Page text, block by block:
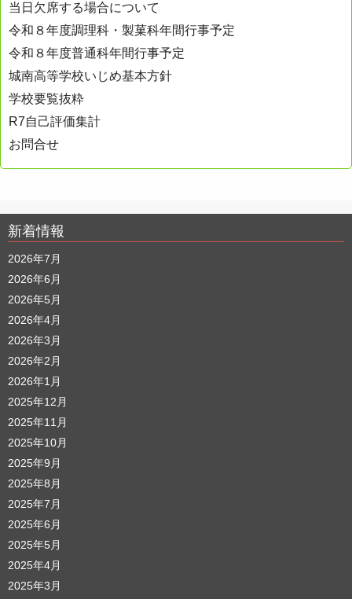
当日欠席する場合について
令和８年度調理科・製菓科年間行事予定
令和８年度普通科年間行事予定
城南高等学校いじめ基本方針
学校要覧抜粋
R7自己評価集計
お問合せ
新着情報
2026年7月
2026年6月
2026年5月
2026年4月
2026年3月
2026年2月
2026年1月
2025年12月
2025年11月
2025年10月
2025年9月
2025年8月
2025年7月
2025年6月
2025年5月
2025年4月
2025年3月